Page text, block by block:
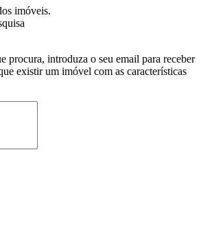
imóveis.
procura, introduza o seu email para receber
existir um imóvel com as características